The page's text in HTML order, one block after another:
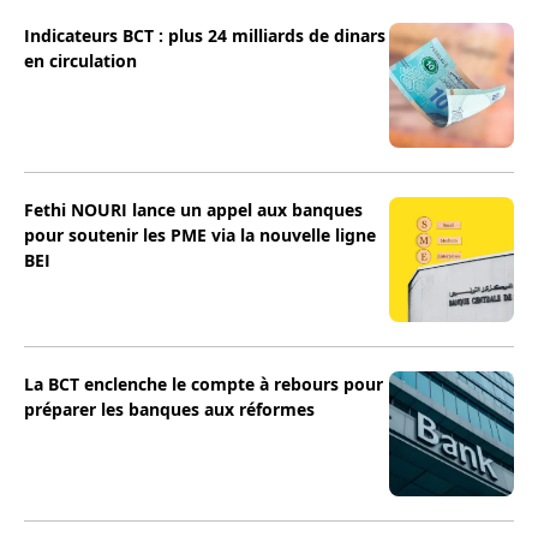
Indicateurs BCT : plus 24 milliards de dinars
en circulation
Fethi NOURI lance un appel aux banques
pour soutenir les PME via la nouvelle ligne
BEI
La BCT enclenche le compte à rebours pour
préparer les banques aux réformes